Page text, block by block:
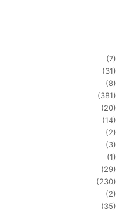
(7)
(31)
(8)
(381)
(20)
(14)
(2)
(3)
(1)
(29)
(230)
(2)
(35)